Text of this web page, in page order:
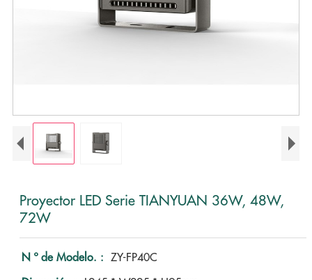
Proyector LED Serie TIANYUAN 36W, 48W,
72W
N º de Modelo. : ZY-FP40C